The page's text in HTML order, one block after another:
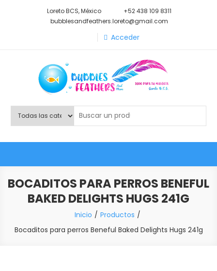
Loreto BCS, México
+52 438 109 8311
bubblesandfeathers.loreto@gmail.com
Acceder
Shop Bubbles Feathers And
More
BOCADITOS PARA PERROS BENEFUL
BAKED DELIGHTS HUGS 241G
Inicio
Productos
Bocaditos para perros Beneful Baked Delights Hugs 241g